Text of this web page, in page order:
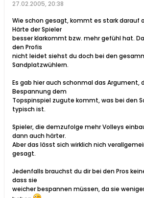
27.02.2005, 20:38
Wie schon gesagt, kommt es stark darauf
Härte der Spieler
besser klarkommt bzw. mehr gefühl hat.
den Profis
nicht leidet siehst du doch bei den
Sandplatzwühlern.
Es gab hier auch schonmal das Argument,
Bespannung dem
Topspinspiel zugute kommt, was bei den
typisch ist.
Spieler, die demzufolge mehr Volleys
dann auch härter.
Aber das lässt sich wirklich nich
gesagt.
Jedenfalls brauchst du dir bei den Pros
dass sie
weicher bespannen müssen, da sie